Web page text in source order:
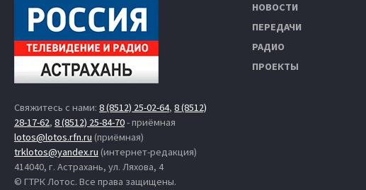
Свяжитесь с нами: 8 (8512) 25-02-64, 8 (8512)
28-17-62, 8 (8512) 25-84-70- приёмная
lotos@lotos.rfn.ru (приёмная)
trklotos@yandex.ru (интернет-редакция)
414040, г. Астрахань, ул. Ляхова, 4
© ГТРК Лотос. Все права защищены.
НОВОСТИ
ПЕРЕДАЧИ
РАДИО
ПРОЕКТЫ